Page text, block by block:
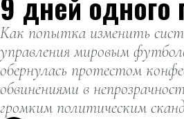
Как попытка изменить
управления мировым
обернулась протестом
обвинениями в
громким политическим